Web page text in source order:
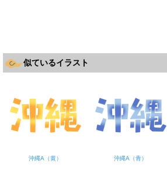
似ているイラスト
沖縄A（黄） 沖縄A（青）